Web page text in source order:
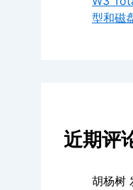
型和磁
近期评
胡杨树